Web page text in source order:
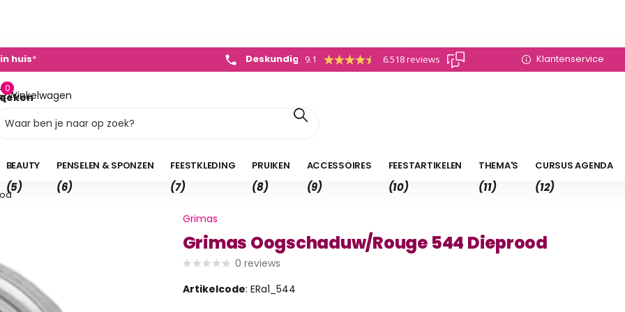
- 450 882
+31 (0)495 - 450 882 9.1 6.518 reviews Klantenservice
Winkelwagen
0
0,00
BEAUTY
(5)
PENSELEN & SPONZEN
(6)
FEESTKLEDING
(7)
PRUIKEN
(8)
ACCESSOIRES
(9)
FEESTARTIKELEN
(10)
THEMA'S
(11)
CURSUS AGENDA
(12)
Grimas
Grimas Oogschaduw/Rouge 544 Dieprood
0 reviews
Artikelcode: ERa1_544